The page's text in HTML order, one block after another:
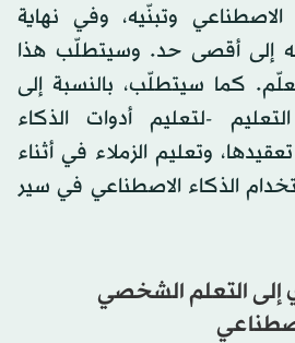
وتبنّيه، وفي نهاية
إلى أقصى حد. وسيتطلّب هذا
كما سيتطلّب، بالنسبة إلى
-لتعليم أدوات الذكاء
وتعليم الزملاء في أثناء
الذكاء الاصطناعي في سير
إلى التعلم الشخصي